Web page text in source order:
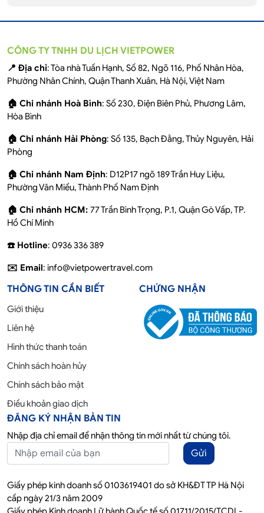
CÔNG TY TNHH DU LỊCH VIETPOWER
📍 Địa chỉ: Tòa nhà Tuấn Hạnh, Số 82, Ngõ 116, Phố Nhân Hòa,
Phường Nhân Chính, Quận Thanh Xuân, Hà Nội, Việt Nam
🏠 Chi nhánh Hoà Bình: Số 230, Điện Biên Phủ, Phương Lâm,
Hòa Bình
🏠 Chi nhánh Hải Phòng: Số 135, Bạch Đằng, Thủy Nguyên, Hải
Phòng
🏠 Chi nhánh Nam Định: D12P17 ngõ 189 Trần Huy Liệu,
Phường Văn Miếu, Thành Phố Nam Định
🏠 Chi nhánh HCM: 77 Trần Bình Trọng, P.1, Quận Gò Vấp, TP.
Hồ Chí Minh
☎️ Hotline: 0936 336 389
✉️ Email: info@vietpowertravel.com
THÔNG TIN CẦN BIẾT
Giới thiệu
Liên hệ
Hình thức thanh toán
Chính sách hoàn hủy
Chính sách bảo mật
Điều khoản giao dịch
CHỨNG NHẬN
ĐĂNG KÝ NHẬN BẢN TIN
Nhập địa chỉ email để nhận thông tin mới nhất từ chúng tôi.
Gửi
Giấy phép kinh doanh số 0103619401 do sở KH&ĐT TP Hà Nội
cấp ngày 21/3 năm 2009